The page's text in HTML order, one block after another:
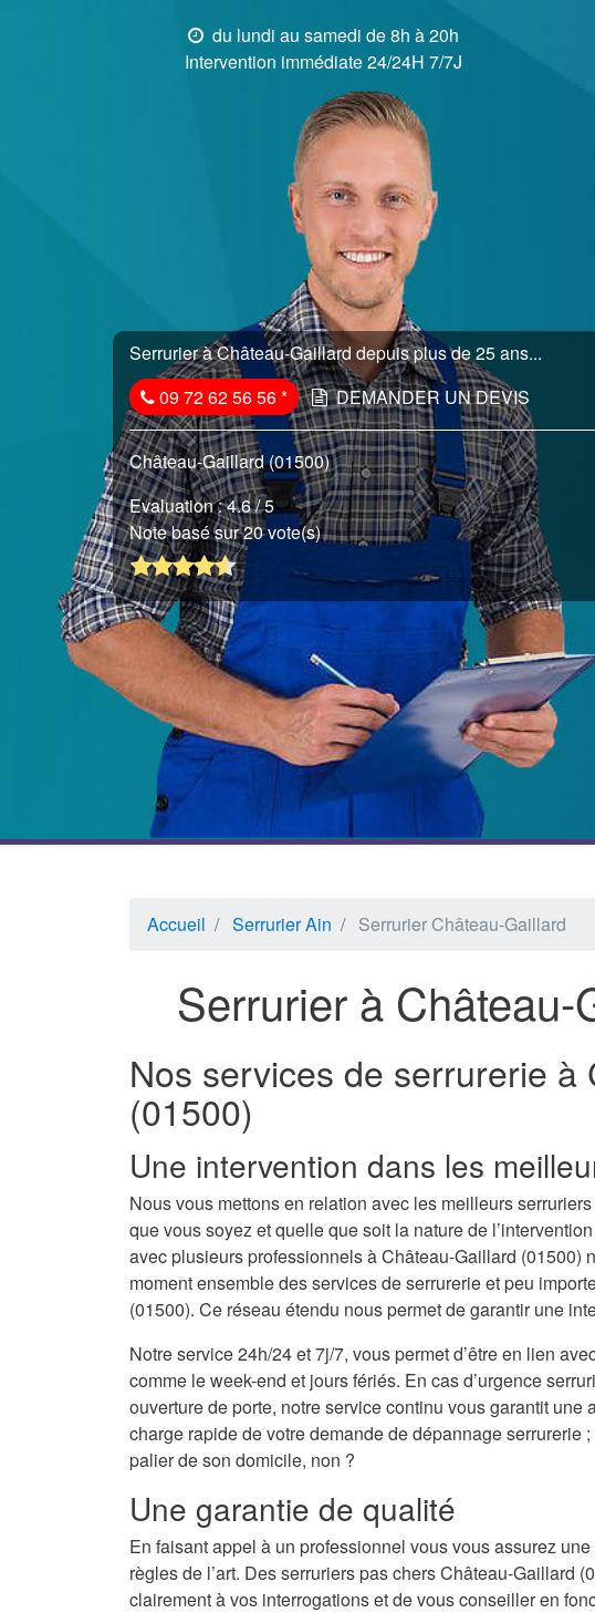
du lundi au samedi de 8h à 20h
Intervention immédiate 24/24H 7/7J
Serrurier à Château-Gaillard depuis plus de 25 ans...
09 72 62 56 56* DEMANDER UN DEVIS
Château-Gaillard (01500)
Evaluation :4.6/ 5
Note basé sur 20 vote(s)
Accueil Serrurier Ain Serrurier Château-Gaillard
Serrurier à Château-
Nos services de serrurerie à
(01500)
Une intervention dans les
Nous vous mettons en relation avec les meilleurs
que vous soyez et quelle que soit la nature de
avec plusieurs professionnels à Château-Gaillard (01500)
moment ensemble des services de serrurerie et peu
(01500). Ce réseau étendu nous permet de garantir une
Notre service 24h/24 et 7j/7, vous permet d’être en lien
comme le week-end et jours fériés. En cas d’urgence
ouverture de porte, notre service continu vous garantit une
charge rapide de votre demande de dépannage serrurerie
palier de son domicile, non ?
Une garantie de qualité
En faisant appel à un professionnel vous vous assurez
règles de l’art. Des serruriers pas chers Château-Gaillard
clairement à vos interrogations et de vous conseiller en